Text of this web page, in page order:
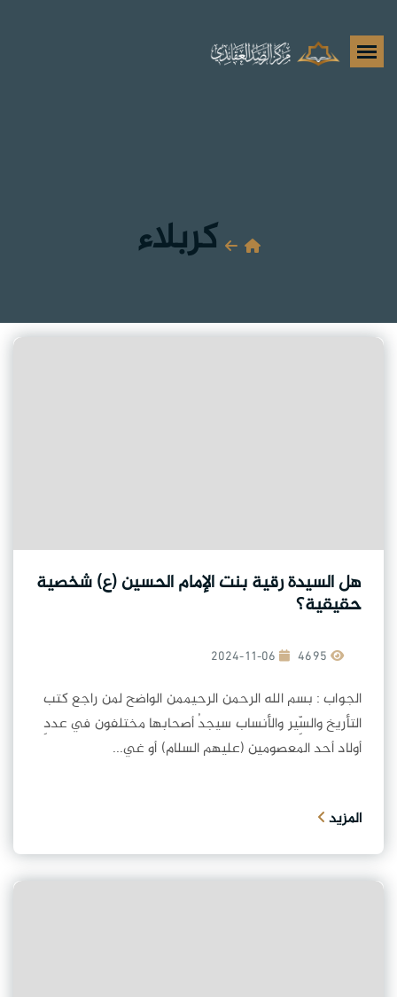
كربلاء
هل السيدة رقية بنت الإمام الحسين (ع) شخصية
حقيقية؟
2024-11-06
الجواب : بسم الله الرحمن الرحيممن الواضح لمن راجع كتب
التأريخ والسِّير والأنساب سيجدُ أصحابها مختلفون في عددِ
أولاد أحد المعصومين (عليهم السلام) أو غي...
المزيد